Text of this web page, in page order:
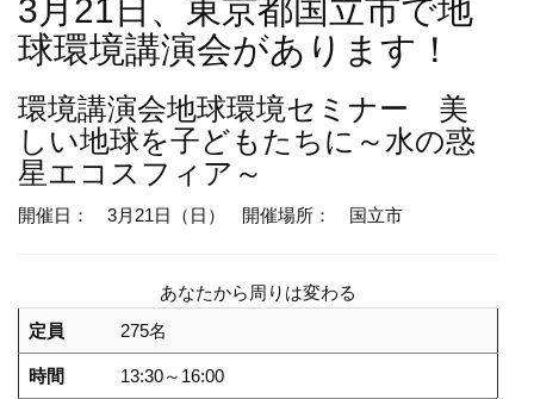
3月21日、東京都国立市で地
球環境講演会があります！
環境講演会地球環境セミナー 美
しい地球を子どもたちに～水の惑
星エコスフィア～
開催日： 3月21日（日） 開催場所： 国立市
あなたから周りは変わる
定員
275名
時間 13:30～16:00